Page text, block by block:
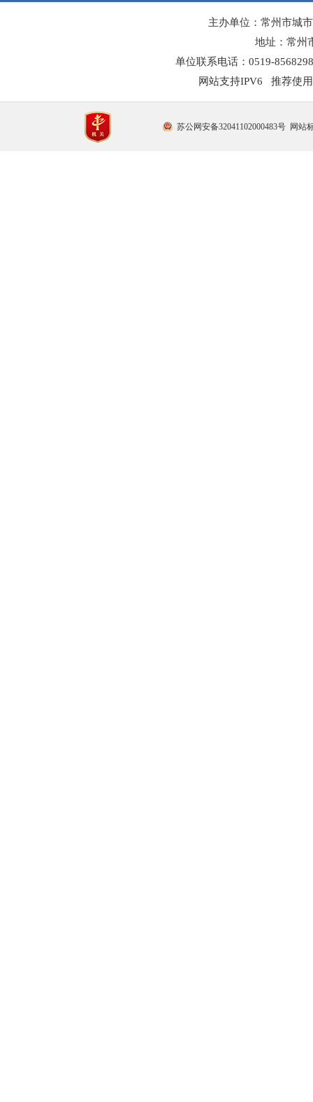
主办单位：常州市城
地址：常州
单位联系电话：0519-
网站支持IPV6 推荐使
苏公网安备32041102000483号 网站